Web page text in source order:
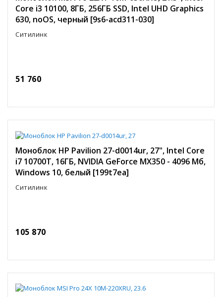
Core i3 10100, 8ГБ, 256ГБ SSD, Intel UHD Graphics
630, noOS, черный [9s6-acd311-030]
Ситилинк
51 760
Моноблок HP Pavilion 27-d0014ur, 27", Intel Core
i7 10700T, 16ГБ, NVIDIA GeForce MX350 - 4096 Мб,
Windows 10, белый [199t7ea]
Ситилинк
105 870